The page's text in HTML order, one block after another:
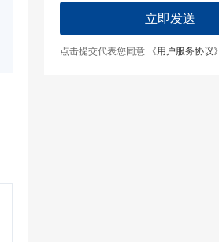
立即发送
点击提交代表您同意 《用户服务协议》